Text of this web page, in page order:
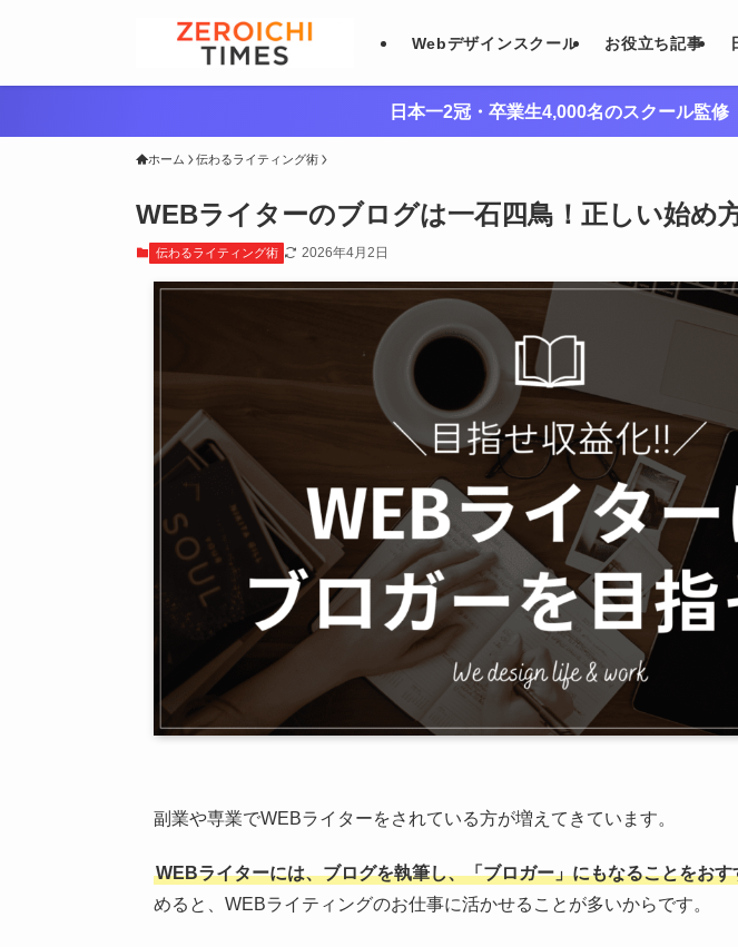
Webデザインスクール お役立ち記事
日本一2冠・卒業生4,000名のスクール監修
ホーム 伝わるライティング術
WEBライターのブログは一石四鳥！正しい始め
伝わるライティング術 2026年4月2日
副業や専業でWEBライターをされている方が増えてきています。
WEBライターには、ブログを執筆し、「ブロガー」にもなることをおす
めると、WEBライティングのお仕事に活かせることが多いからです。